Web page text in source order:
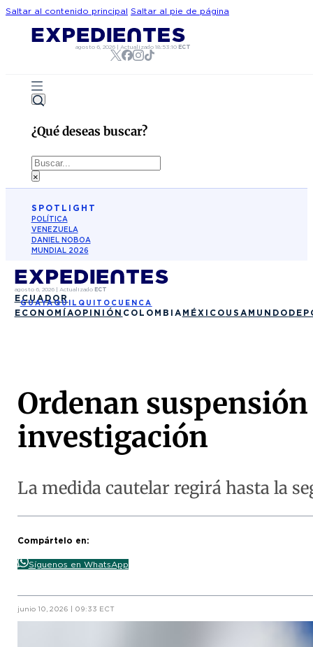
Saltar al contenido principal Saltar al pie de página
agosto 6, 2026| Actualizado 18:53:10 ECT
¿Qué deseas buscar?
Buscar
×
SPOTLIGHT
POLÍTICA
VENEZUELA
DANIEL NOBOA
MUNDIAL 2026
agosto 6, 2026| Actualizado ECT
ECUADOR
GUAYAQUIL QUITO CUENCA
ECONOMÍAOPINIÓN COLOMBIA MÉXICO USA MUNDO
Ordenan
investigación
La medida cautelar regirá hasta la
Compártelo en:
Síguenos en WhatsApp
junio 10, 2026 | 09:33 ECT